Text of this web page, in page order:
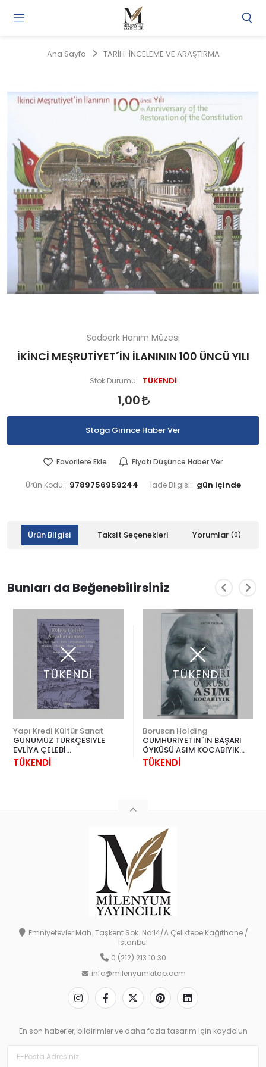
Ana Sayfa TARİH-İNCELEME VE ARAŞTIRMA
Sadberk Hanım Müzesi
İKİNCİ MEŞRUTİYET´İN İLANININ 100 ÜNCÜ YILI
Stok Durumu: TÜKENDİ
1,00
Stoğa Girince Haber Ver
Favorilere Ekle Fiyatı Düşünce Haber Ver
Ürün Kodu: 9789756959244 İade Bilgisi:
Ürün Bilgisi Taksit Seçenekleri Yorumlar (0)
Bunları da Beğenebilirsiniz
TÜKENDİ
Yapı Kredi Kültür Sanat
GÜNÜMÜZ TÜRKÇESİYLE
EVLİYA ÇELEBİ
SEYAHATNAMESİ 4
TÜKENDİ
TÜKENDİ
Borusan Holding
CUMHURİYETİN´İN BAŞARI
ÖYKÜSÜ ASIM KOCABIYIK
1924 - 2012
TÜKENDİ
Emniyetevler Mah. Taşkent Sok. No:14/A Çeliktepe Kağıthane /
İstanbul
0 (212) 213 10 30
info@milenyumkitap.com
En son haberler, bildirimler ve daha fazla tasarım için kaydolun